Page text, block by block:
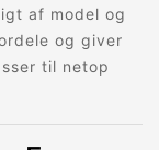
af model og
og giver
til netop